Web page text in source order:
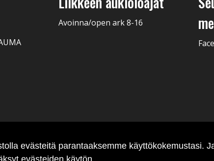
Avoinna/open ark 8-16
evästeitä parantaaksemme käyttökokemustasi.
evästeiden käytön